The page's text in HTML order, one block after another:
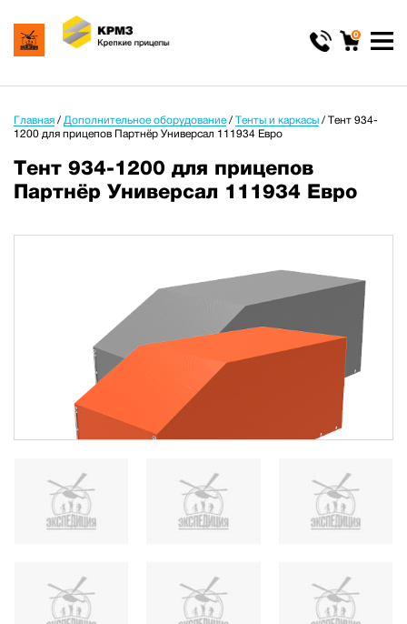
0
Главная / Дополнительное оборудование / Тенты и каркасы / Тент 934-
1200 для прицепов Партнёр Универсал 111934 Евро
Тент 934-1200 для прицепов
Партнёр Универсал 111934 Евро